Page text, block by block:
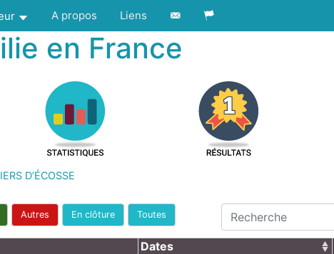
A propos Liens
en France
D’ÉCOSSE
Autres En clôture Toutes
Dates